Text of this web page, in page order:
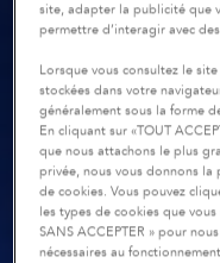
site, adapter la publicité que
permettre d’interagir avec
Lorsque vous consultez le
stockées dans votre
généralement sous la forme
En cliquant sur «TOUT
que nous attachons le plus
privée, nous vous donnons
de cookies. Vous pouvez
les types de cookies que
SANS ACCEPTER » pour
nécessaires au